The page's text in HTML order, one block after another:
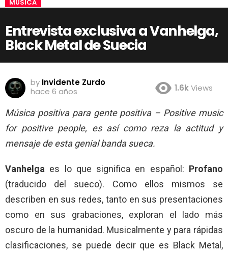
MÚSICA
Entrevista exclusiva a Vanhelga,
Black Metal de Suecia
by Invidente Zurdo
hace 6 años
1.6kViews
Música positiva para gente positiva – Positive music
for positive people, es así como reza la actitud y
mensaje de esta genial banda sueca.
Vanhelga es lo que significa en español: Profano
(traducido del sueco). Como ellos mismos se
describen en sus redes, tanto en sus presentaciones
como en sus grabaciones, exploran el lado más
oscuro de la humanidad. Musicalmente y para rápidas
clasificaciones, se puede decir que es Black Metal,